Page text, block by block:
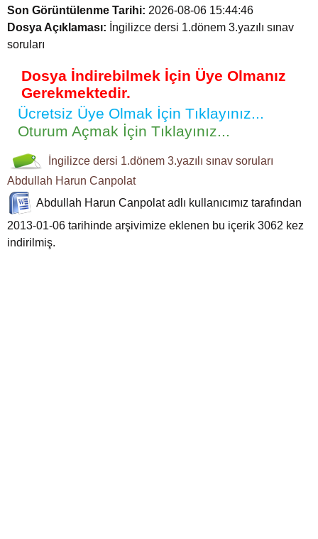
Son Görüntülenme Tarihi: 2026-08-06 15:44:46
Dosya Açıklaması: İngilizce dersi 1.dönem 3.yazılı sınav
soruları
Dosya İndirebilmek İçin Üye Olmanız
Gerekmektedir.
Ücretsiz Üye Olmak İçin Tıklayınız...
Oturum Açmak İçin Tıklayınız...
İngilizce dersi 1.dönem 3.yazılı sınav soruları
Abdullah Harun Canpolat
Abdullah Harun Canpolatadlı kullanıcımız tarafından
2013-01-06 tarihinde arşivimize eklenen bu içerik 3062 kez
indirilmiş.